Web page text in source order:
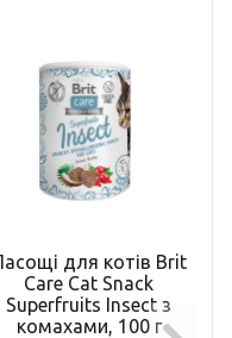
для котів Brit
Care Cat Snack
Superfruits Insect з
комахами, 100 г